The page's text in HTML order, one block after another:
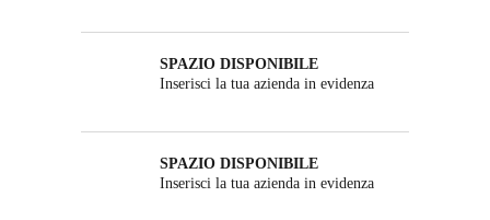
SPAZIO DISPONIBILE
Inserisci la tua azienda in evidenza
SPAZIO DISPONIBILE
Inserisci la tua azienda in evidenza